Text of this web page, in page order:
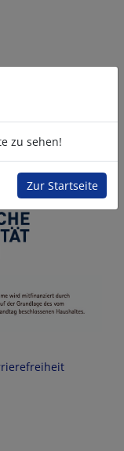
zu sehen!
Zur Startseite